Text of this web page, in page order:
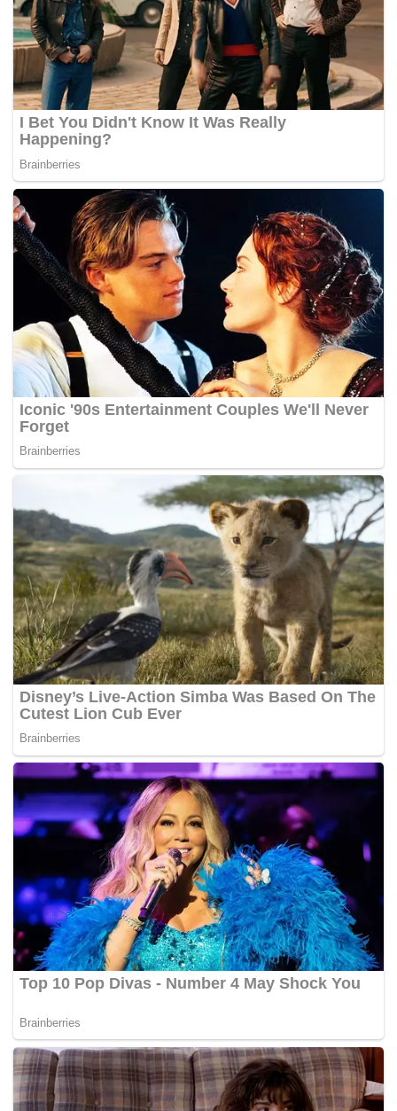
tentang kebajikan keempat-empat cucunya,”katanya.
Adhha Amir berkata bapanya disahkan menghidap kanser
esofagus tahap keempat selepas Hari Raya Aidilfitri tahun
lepas.
“Allahyarham menjalani rawatan susulan di sebuah
Isnin lepas dimasukkan ke Pusat Perubatan Pantai
berikutan penyakitnya telah merebak ke bahagian
pinggang dan hati,”katanya.
Seorang rakan karib Allahyarham, Tun Musa Hitam
menyifatkan pemergian Allahyarham sebagai satu
kehilagan besar kepada negara.
“Abdullah merupakan contoh terbaik kepada sesiapa
yang berminat menceburi bidang politik kerana kami
berkecimpung dalam bidang yang sama,”
katanya
sambil menambah Allahyarham seorang yang dipercayai
dan berdedikasi menjalankan tugas.
Sultan Perak, Sultan Nazrin Shah memberikan
penghormatan terakhir kepada jenazah Allahyarham di
kediaman Jalan U-Thant.
Perdana Menteri, Datuk Seri Najib Tun Razak turut
memberikan penghormatan terakhir.
Orang kenamaan lain yang hadir termasuk bekas Perdana
Menteri, Tun Dr. Mahathir Mohamad dan Tun Abdullah
Ahmad Badawi; bekas Timbalan Perdana Menteri, Tun
Musa Hitam; bekas menteri kewangan dan anggota
Parlimen Gua Musang, Tengku Razaleigh Hamzah; bekas
Menteri Besar Perak, Tan Sri Ramli Ngah Talib, serta
Pengerusi Bernama,Datuk Seri Azman Ujang. –
BERNAMA